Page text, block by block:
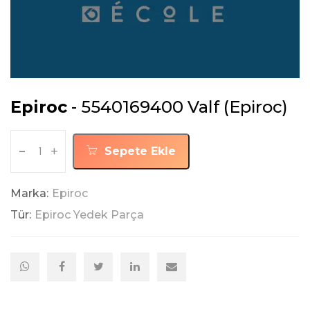
Epiroc - 5540169400 Valf (Epiroc)
- + Sepete Ekle
Marka: Epiroc
Tür: Epiroc Yedek Parça